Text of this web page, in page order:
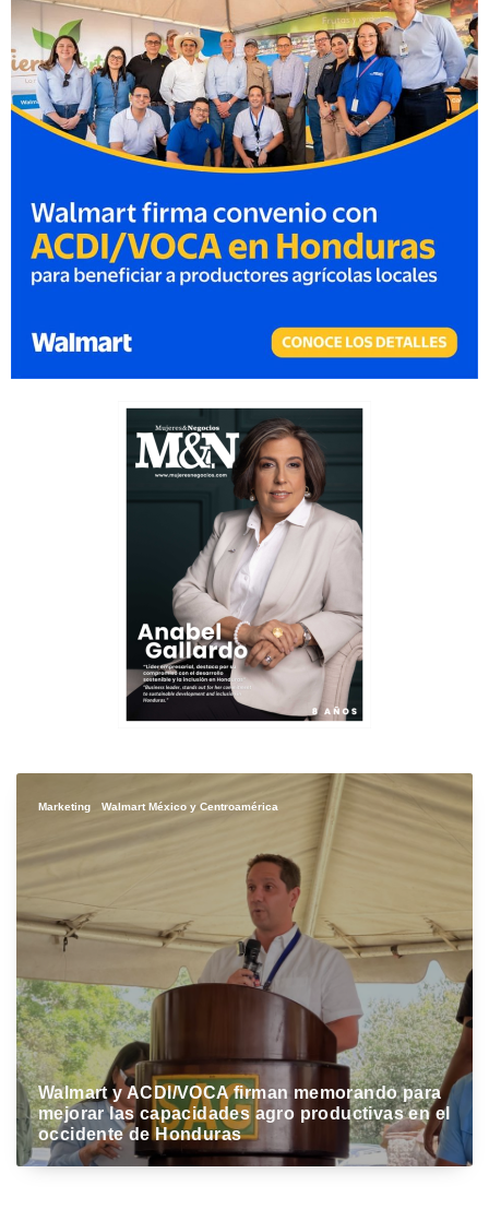
Marketing Walmart México y Centroamérica
Walmart y ACDI/VOCA firman memorando para
mejorar las capacidades agro productivas en el
occidente de Honduras